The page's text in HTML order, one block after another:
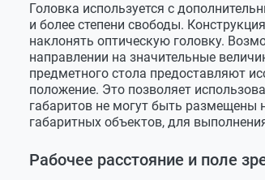
Головка используется с
и более степени свободы.
наклонять оптическую головку.
направлении на значительные
предметного стола предоставляют
положение. Это позволяет
габаритов не могут быть размещены
габаритных объектов, для
Рабочее расстояние и поле
Увеличение
В базовой комплектации
С дополнительной оптикой
Коэффициент зуммирования
Визуальная насадка